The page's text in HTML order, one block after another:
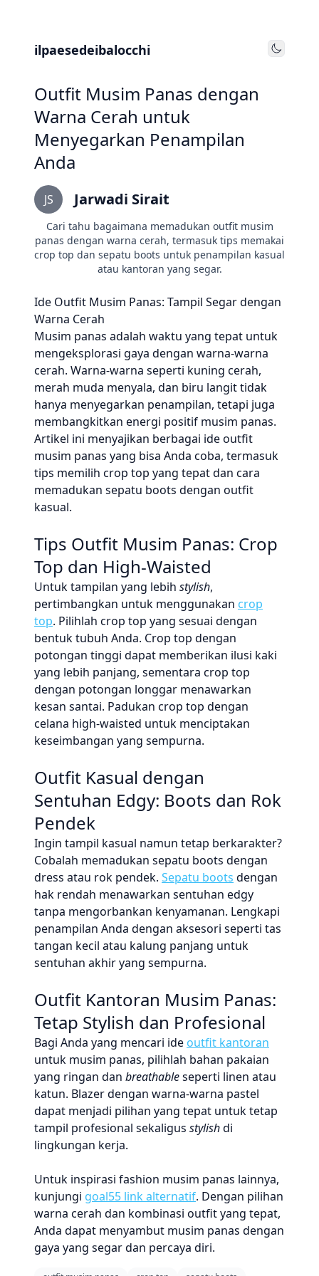
ilpaesedeibalocchi Toggle
Outfit Musim Panas dengan
Warna Cerah untuk
Menyegarkan Penampilan
Anda
JS Jarwadi Sirait
Cari tahu bagaimana memadukan outfit musim
panas dengan warna cerah, termasuk tips memakai
crop top dan sepatu boots untuk penampilan kasual
atau kantoran yang segar.
Ide Outfit Musim Panas: Tampil Segar dengan
Warna Cerah
Musim panas adalah waktu yang tepat untuk
mengeksplorasi gaya dengan warna-warna
cerah. Warna-warna seperti kuning cerah,
merah muda menyala, dan biru langit tidak
hanya menyegarkan penampilan, tetapi juga
membangkitkan energi positif musim panas.
Artikel ini menyajikan berbagai ide outfit
musim panas yang bisa Anda coba, termasuk
tips memilih crop top yang tepat dan cara
memadukan sepatu boots dengan outfit
kasual.
Tips Outfit Musim Panas: Crop
Top dan High-Waisted
Untuk tampilan yang lebih stylish,
pertimbangkan untuk menggunakan crop
top. Pilihlah crop top yang sesuai dengan
bentuk tubuh Anda. Crop top dengan
potongan tinggi dapat memberikan ilusi kaki
yang lebih panjang, sementara crop top
dengan potongan longgar menawarkan
kesan santai. Padukan crop top dengan
celana high-waisted untuk menciptakan
keseimbangan yang sempurna.
Outfit Kasual dengan
Sentuhan Edgy: Boots dan Rok
Pendek
Ingin tampil kasual namun tetap berkarakter?
Cobalah memadukan sepatu boots dengan
dress atau rok pendek. Sepatu boots dengan
hak rendah menawarkan sentuhan edgy
tanpa mengorbankan kenyamanan. Lengkapi
penampilan Anda dengan aksesori seperti tas
tangan kecil atau kalung panjang untuk
sentuhan akhir yang sempurna.
Outfit Kantoran Musim Panas:
Tetap Stylish dan Profesional
Bagi Anda yang mencari ide outfit kantoran
untuk musim panas, pilihlah bahan pakaian
yang ringan dan breathableseperti linen atau
katun. Blazer dengan warna-warna pastel
dapat menjadi pilihan yang tepat untuk tetap
tampil profesional sekaligus stylishdi
lingkungan kerja.
Untuk inspirasi fashion musim panas lainnya,
kunjungi goal55 link alternatif. Dengan pilihan
warna cerah dan kombinasi outfit yang tepat,
Anda dapat menyambut musim panas dengan
gaya yang segar dan percaya diri.